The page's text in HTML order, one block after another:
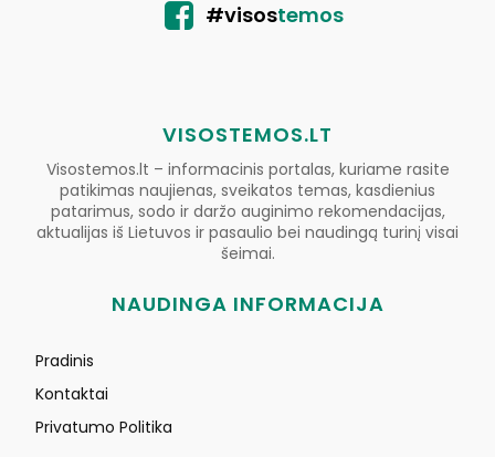
#visostemos
VISOSTEMOS.LT
Visostemos.lt – informacinis portalas, kuriame rasite
patikimas naujienas, sveikatos temas, kasdienius
patarimus, sodo ir daržo auginimo rekomendacijas,
aktualijas iš Lietuvos ir pasaulio bei naudingą turinį visai
šeimai.
NAUDINGA INFORMACIJA
Pradinis
Kontaktai
Privatumo Politika